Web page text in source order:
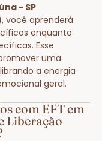
- SP
, você aprenderá
enquanto
Esse
uma
a energia
geral.
com EFT em
Liberação